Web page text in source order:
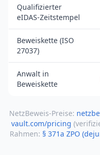
Qualifizierter
eIDAS-Zeitstempel
Beweiskette (ISO
27037)
Anwalt in
Beweiskette
NetzBeweis-Preise:
vault.com/pricing
Rahmen: § 371a ZPO